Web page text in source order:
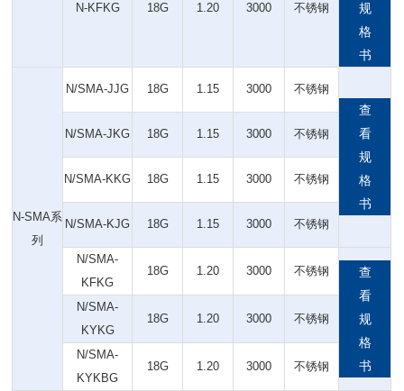
N-KFKG 18G 1.20 3000 不锈钢
规
格
书
N-SMA系
列
N/SMA-JJG 18G 1.15 3000 不锈钢
查
看
规
格
书
N/SMA-JKG 18G 1.15 3000 不锈钢
N/SMA-KKG 18G 1.15 3000 不锈钢
N/SMA-KJG 18G 1.15 3000 不锈钢
N/SMA-
KFKG
18G 1.20 3000 不锈钢
查
看
规
格
书
N/SMA-
KYKG
18G 1.20 3000 不锈钢
N/SMA-
KYKBG
18G 1.20 3000 不锈钢